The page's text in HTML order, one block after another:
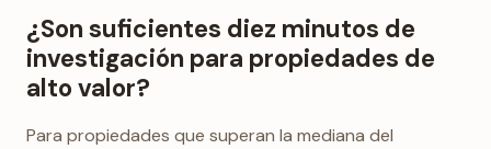
¿Son suficientes diez minutos de
investigación para propiedades de
alto valor?
Para propiedades que superan la mediana del